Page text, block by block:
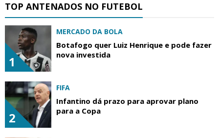
TOP ANTENADOS NO FUTEBOL
1
MERCADO DA BOLA
Botafogo quer Luiz Henrique e pode fazer
nova investida
2
FIFA
Infantino dá prazo para aprovar plano
para a Copa